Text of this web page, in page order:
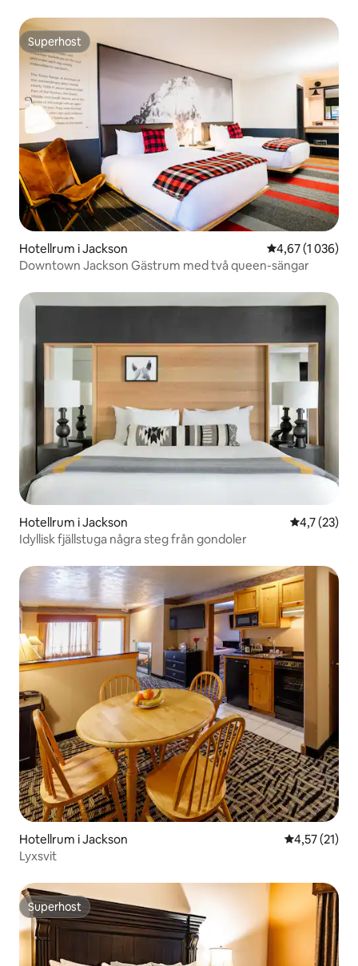
Superhost
Superhost
Hotellrum i Jackson 4,67 av 5 i
4,67 (1 036)
Downtown Jackson Gästrum med två queen-sängar
Hotellrum i Jackson 4,7 av 5 i
4,7 (23)
Idyllisk fjällstuga några steg från gondoler
Hotellrum i Jackson 4,57 av 5 i
4,57 (21)
Lyxsvit
Superhost
Superhost